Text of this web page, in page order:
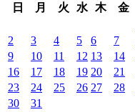
日
月 火 水 木 金
2
3 4 5 6 7
9
10 11 12 13 14
16
17 18 19 20 21
23
24 25 26 27 28
30
31